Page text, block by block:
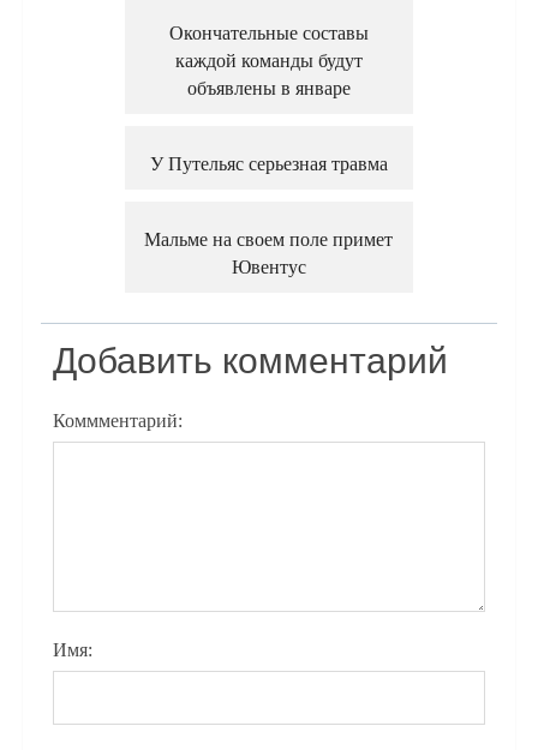
Окончательные составы
каждой команды будут
объявлены в январе
У Путельяс серьезная травма
Мальме на своем поле примет
Ювентус
Добавить комментарий
Коммментарий:
Имя: